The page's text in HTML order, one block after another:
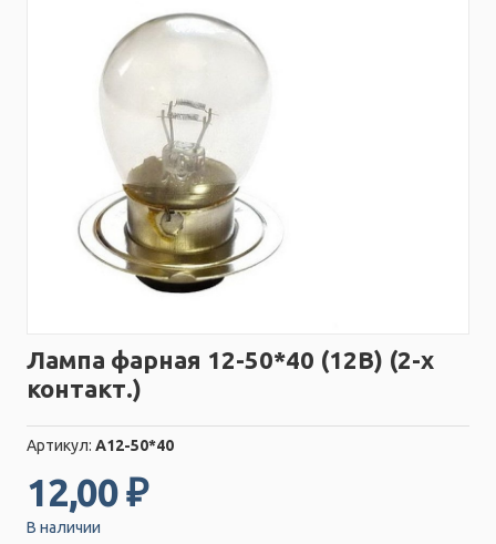
Лампа фарная 12-50*40 (12В) (2-х
контакт.)
Артикул: А12-50*40
12,00 ₽
В наличии